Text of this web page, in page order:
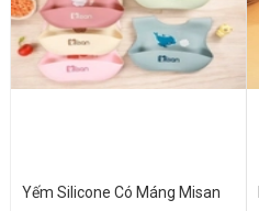
Yếm Silicone Có Máng Misan